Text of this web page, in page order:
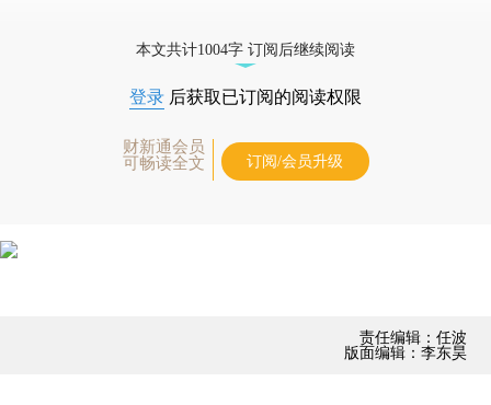
本文共计1004字 订阅后继续阅读
登录 后获取已订阅的阅读权限
财新通会员
可畅读全文
订阅/会员升级
责任编辑：任波
版面编辑：李东昊